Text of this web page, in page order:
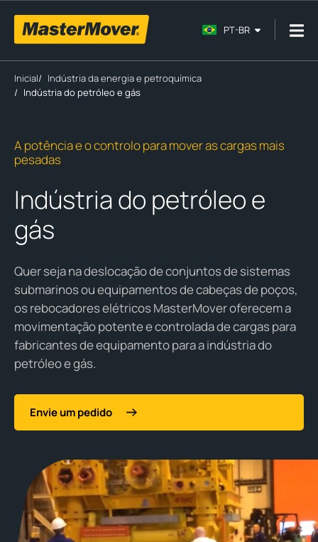
PT-BR
Inicial/ Indústria da energia e petroquímica
/ Indústria do petróleo e gás
Indústria do petróleo e
gás
A potência e o controlo para mover as cargas mais
pesadas
Quer seja na deslocação de conjuntos de sistemas
submarinos ou equipamentos de cabeças de poços,
os rebocadores elétricos MasterMover oferecem a
movimentação potente e controlada de cargas para
fabricantes de equipamento para a indústria do
petróleo e gás.
Envie um pedido